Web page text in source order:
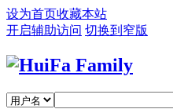
设为首页收藏本站
开启辅助访问 切换到窄版